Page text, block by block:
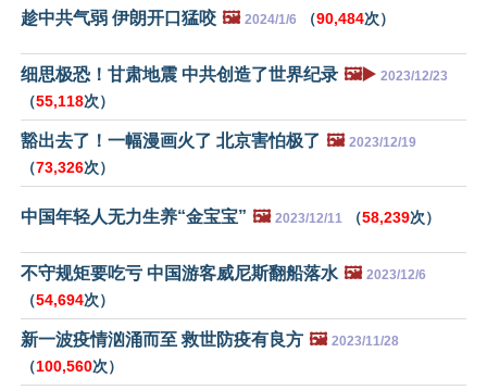
趁中共气弱 伊朗开口猛咬 🖼️ 2024/1/6 （90,484次）
细思极恐！甘肃地震 中共创造了世界纪录 🖼️▶️ 2023/12/23
（55,118次）
豁出去了！一幅漫画火了 北京害怕极了 🖼️ 2023/12/19
（73,326次）
中国年轻人无力生养“金宝宝” 🖼️ 2023/12/11 （58,239次）
不守规矩要吃亏 中国游客威尼斯翻船落水 🖼️ 2023/12/6
（54,694次）
新一波疫情汹涌而至 救世防疫有良方 🖼️ 2023/11/28
（100,560次）